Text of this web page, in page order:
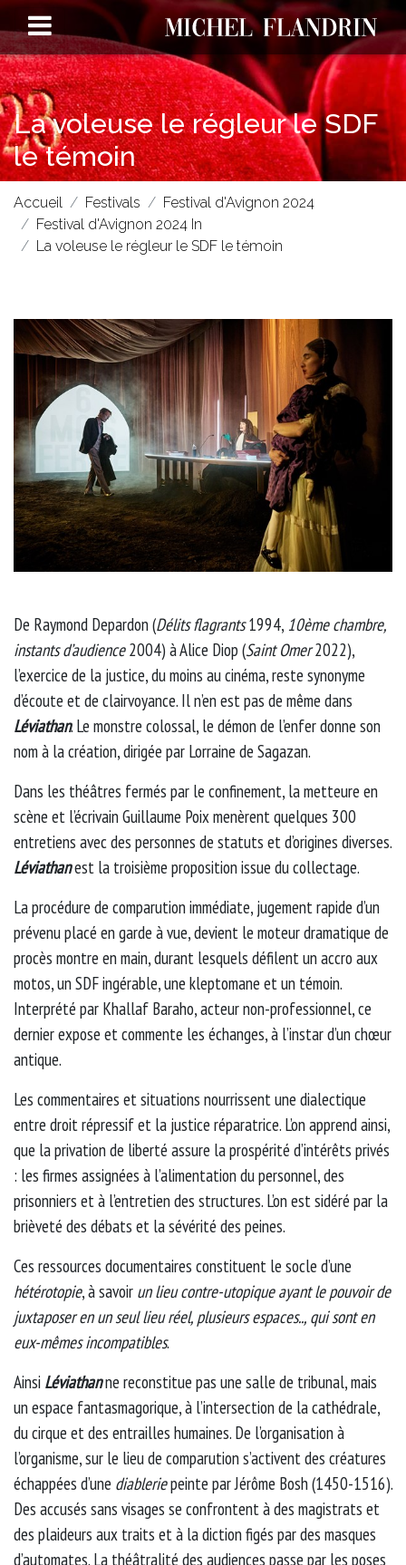
La voleuse le régleur le SDF
le témoin
Accueil Festivals
Festival d'Avignon 2024
Festival d'Avignon 2024 In
La voleuse le régleur le SDF le témoin
De Raymond Depardon (Délits flagrants1994, 10ème chambre,
instants d’audience2004) à Alice Diop (Saint Omer2022),
l’exercice de la justice, du moins au cinéma, reste synonyme
d’écoute et de clairvoyance. Il n’en est pas de même dans
Léviathan. Le monstre colossal, le démon de l’enfer donne son
nom à la création, dirigée par Lorraine de Sagazan.
Dans les théâtres fermés par le confinement, la metteure en
scène et l’écrivain Guillaume Poix menèrent quelques 300
entretiens avec des personnes de statuts et d’origines diverses.
Léviathanest la troisième proposition issue du collectage.
La procédure de comparution immédiate, jugement rapide d’un
prévenu placé en garde à vue, devient le moteur dramatique de
procès montre en main, durant lesquels défilent un accro aux
motos, un SDF ingérable, une kleptomane et un témoin.
Interprété par Khallaf Baraho, acteur non-professionnel, ce
dernier expose et commente les échanges, à l’instar d’un chœur
antique.
Les commentaires et situations nourrissent une dialectique
entre droit répressif et la justice réparatrice. L’on apprend ainsi,
que la privation de liberté assure la prospérité d’intérêts privés
: les firmes assignées à l’alimentation du personnel, des
prisonniers et à l’entretien des structures. L’on est sidéré par la
brièveté des débats et la sévérité des peines.
Ces ressources documentaires constituent le socle d’une
hétérotopie, à savoir un lieu contre-utopique ayant le pouvoir de
juxtaposer en un seul lieu réel, plusieurs espaces.., qui sont en
eux-mêmes incompatibles.
Ainsi Léviathanne reconstitue pas une salle de tribunal, mais
un espace fantasmagorique, à l’intersection de la cathédrale,
du cirque et des entrailles humaines. De l’organisation à
l’organisme, sur le lieu de comparution s’activent des créatures
échappées d’une diableriepeinte par Jérôme Bosh (1450-1516).
Des accusés sans visages se confrontent à des magistrats et
des plaideurs aux traits et à la diction figés par des masques
d’automates. La théâtralité des audiences passe par les poses